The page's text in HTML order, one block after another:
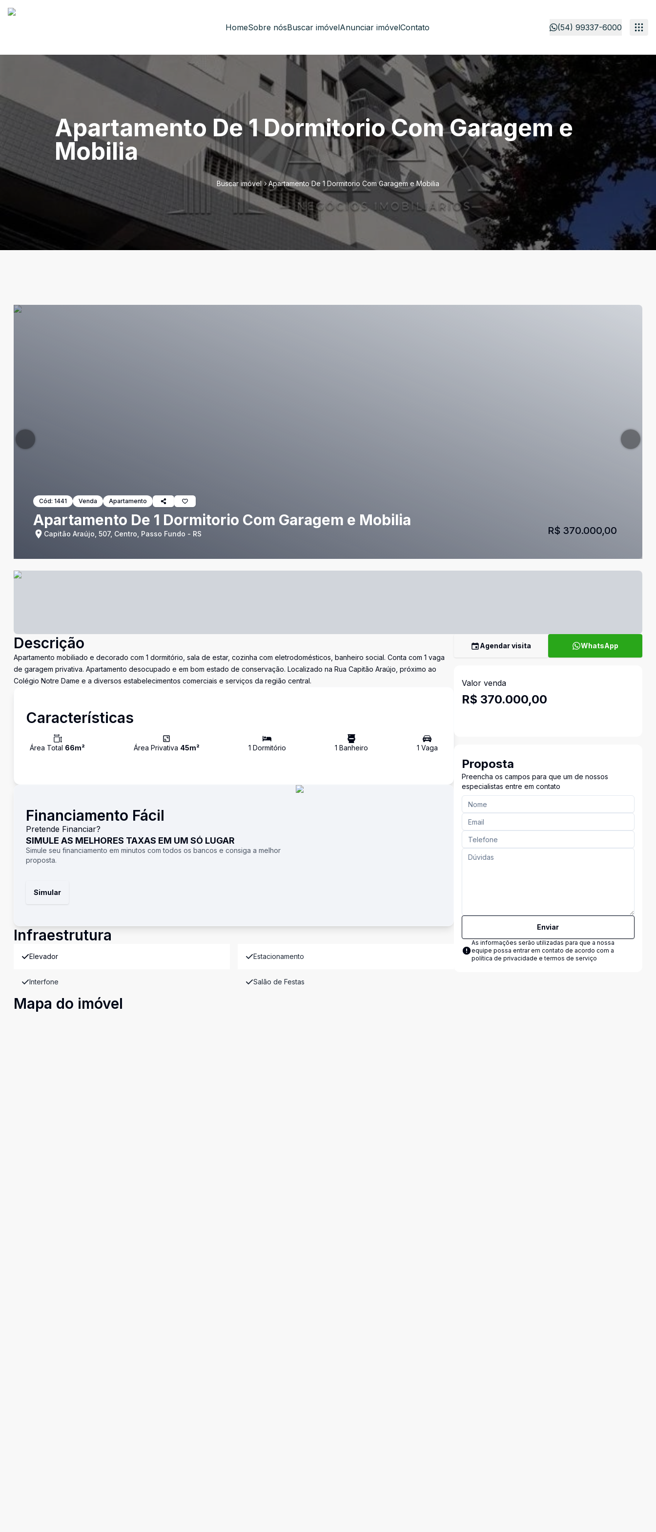
HomeSobre nósBuscar imóvelAnunciar imóvelContato (54) 99337-6000
Apartamento De 1 Dormitorio Com Garagem e
Mobilia
Buscar imóvel Apartamento De 1 Dormitorio Com Garagem e Mobilia
Cód: 1441 Venda Apartamento
Apartamento De 1 Dormitorio Com Garagem e Mobilia
Capitão Araújo, 507, Centro, Passo Fundo - RS R$ 370.000,00
Descrição
Apartamento mobiliado e decorado com 1 dormitório, sala de estar, cozinha com eletrodomésticos, banheiro social. Conta com 1 vaga
de garagem privativa. Apartamento desocupado e em bom estado de conservação. Localizado na Rua Capitão Araújo, próximo ao
Colégio Notre Dame e a diversos estabelecimentos comerciais e serviços da região central.
Características
Área Total 66m² Área Privativa 45m² 1 Dormitório 1 Banheiro 1 Vaga
Financiamento Fácil
Pretende Financiar?
SIMULE AS MELHORES TAXAS EM UM SÓ LUGAR
Simule seu financiamento em minutos com todos os bancos e consiga a melhor
proposta.
Simular
Infraestrutura
Elevador Estacionamento
Interfone Salão de Festas
Mapa do imóvel
Agendar visita WhatsApp
Valor venda
R$ 370.000,00
Proposta
Preencha os campos para que um de nossos
especialistas entre em contato
Enviar
As informações serão utilizadas para que a nossa
equipe possa entrar em contato de acordo com a
política de privacidade e termos de serviço